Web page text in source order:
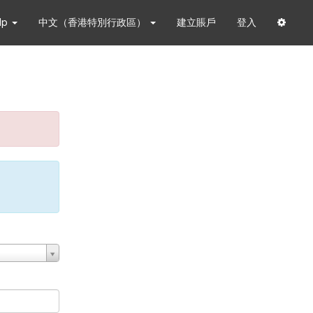
中文（香港特別行政區） 建立賬戶 登入